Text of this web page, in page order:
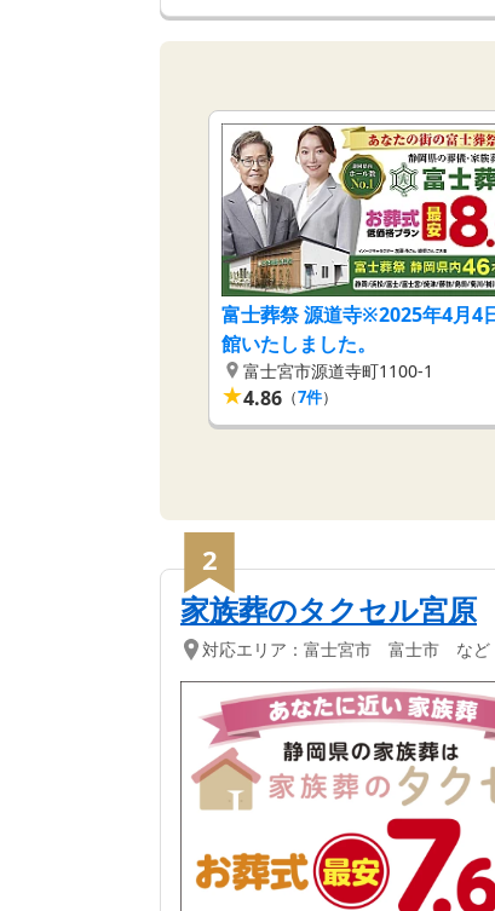
富士葬祭 源道寺※2025年4月4
館いたしました。
富士宮市源道寺町1100-1
★4.86 （7件）
2
家族葬のタクセル宮原
対応エリア： 富士宮市 富士市 など